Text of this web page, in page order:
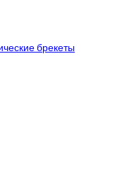
брекеты